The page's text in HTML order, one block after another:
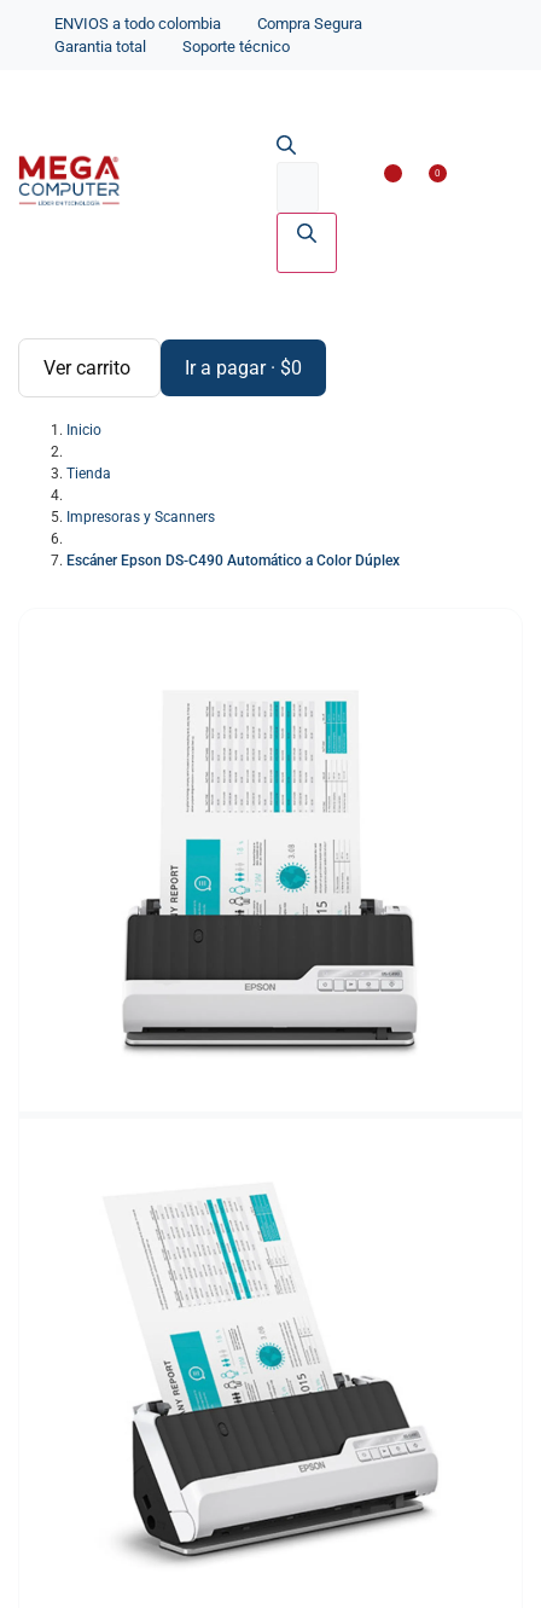
ENVIOS a todo colombia
Compra Segura
Garantia total
Soporte técnico
0
Ver carrito Ir a pagar · $0
Inicio
Tienda
Impresoras y Scanners
Escáner Epson DS-C490 Automático a Color Dúplex